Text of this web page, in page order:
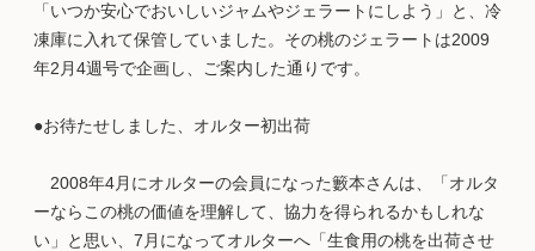
「いつか安心でおいしいジャムやジェラートにしよう」と、冷
凍庫に入れて保管していました。その桃のジェラートは2009
年2月4週号で企画し、ご案内した通りです。
●お待たせしました、オルター初出荷
2008年4月にオルターの会員になった籔本さんは、「オルタ
ーならこの桃の価値を理解して、協力を得られるかもしれな
い」と思い、7月になってオルターへ「生食用の桃を出荷させ